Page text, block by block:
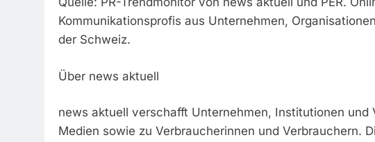
Kommunikationsprofis aus Unternehmen,
der Schweiz.
Über news aktuell
news aktuell verschafft Unternehmen, Institutionen und
Medien sowie zu Verbraucherinnen und Verbrauchern.